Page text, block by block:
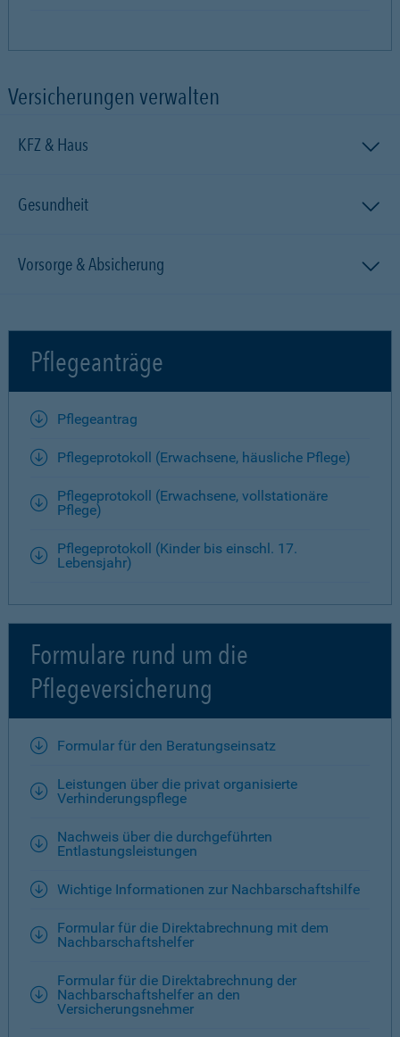
Versicherungen verwalten
KFZ & Haus
Gesundheit
Vorsorge & Absicherung
Pflegeanträge
Pflegeantrag
Pflegeprotokoll (Erwachsene, häusliche Pflege)
Pflegeprotokoll (Erwachsene, vollstationäre
Pflege)
Pflegeprotokoll (Kinder bis einschl. 17.
Lebensjahr)
Formulare rund um die
Pflegeversicherung
Formular für den Beratungseinsatz
Leistungen über die privat organisierte
Verhinderungspflege
Nachweis über die durchgeführten
Entlastungsleistungen
Wichtige Informationen zur Nachbarschaftshilfe
Formular für die Direktabrechnung mit dem
Nachbarschaftshelfer
Formular für die Direktabrechnung der
Nachbarschaftshelfer an den
Versicherungsnehmer